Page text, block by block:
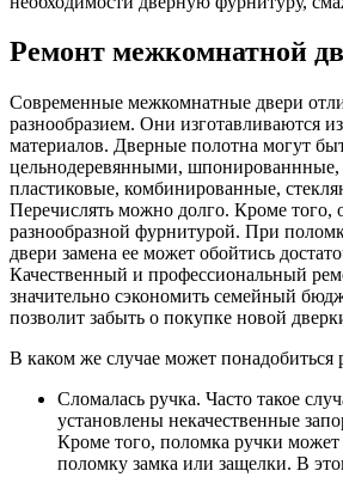
Ремонт межкомнатной
Современные межкомнатные двери
разнообразием. Они изготавливаются
материалов. Дверные полотна могут
цельнодеревянными,
пластиковые, комбинированные,
Перечислять можно долго. Кроме
разнообразной фурнитурой. При
двери замена ее может обойтись
Качественный и профессиональный
значительно сэкономить семейный
позволит забыть о покупке новой
В каком же случае может понадобиться
Сломалась ручка. Часто такое
установлены некачественные
Кроме того, поломка ручки может
поломку замка или защелки. В